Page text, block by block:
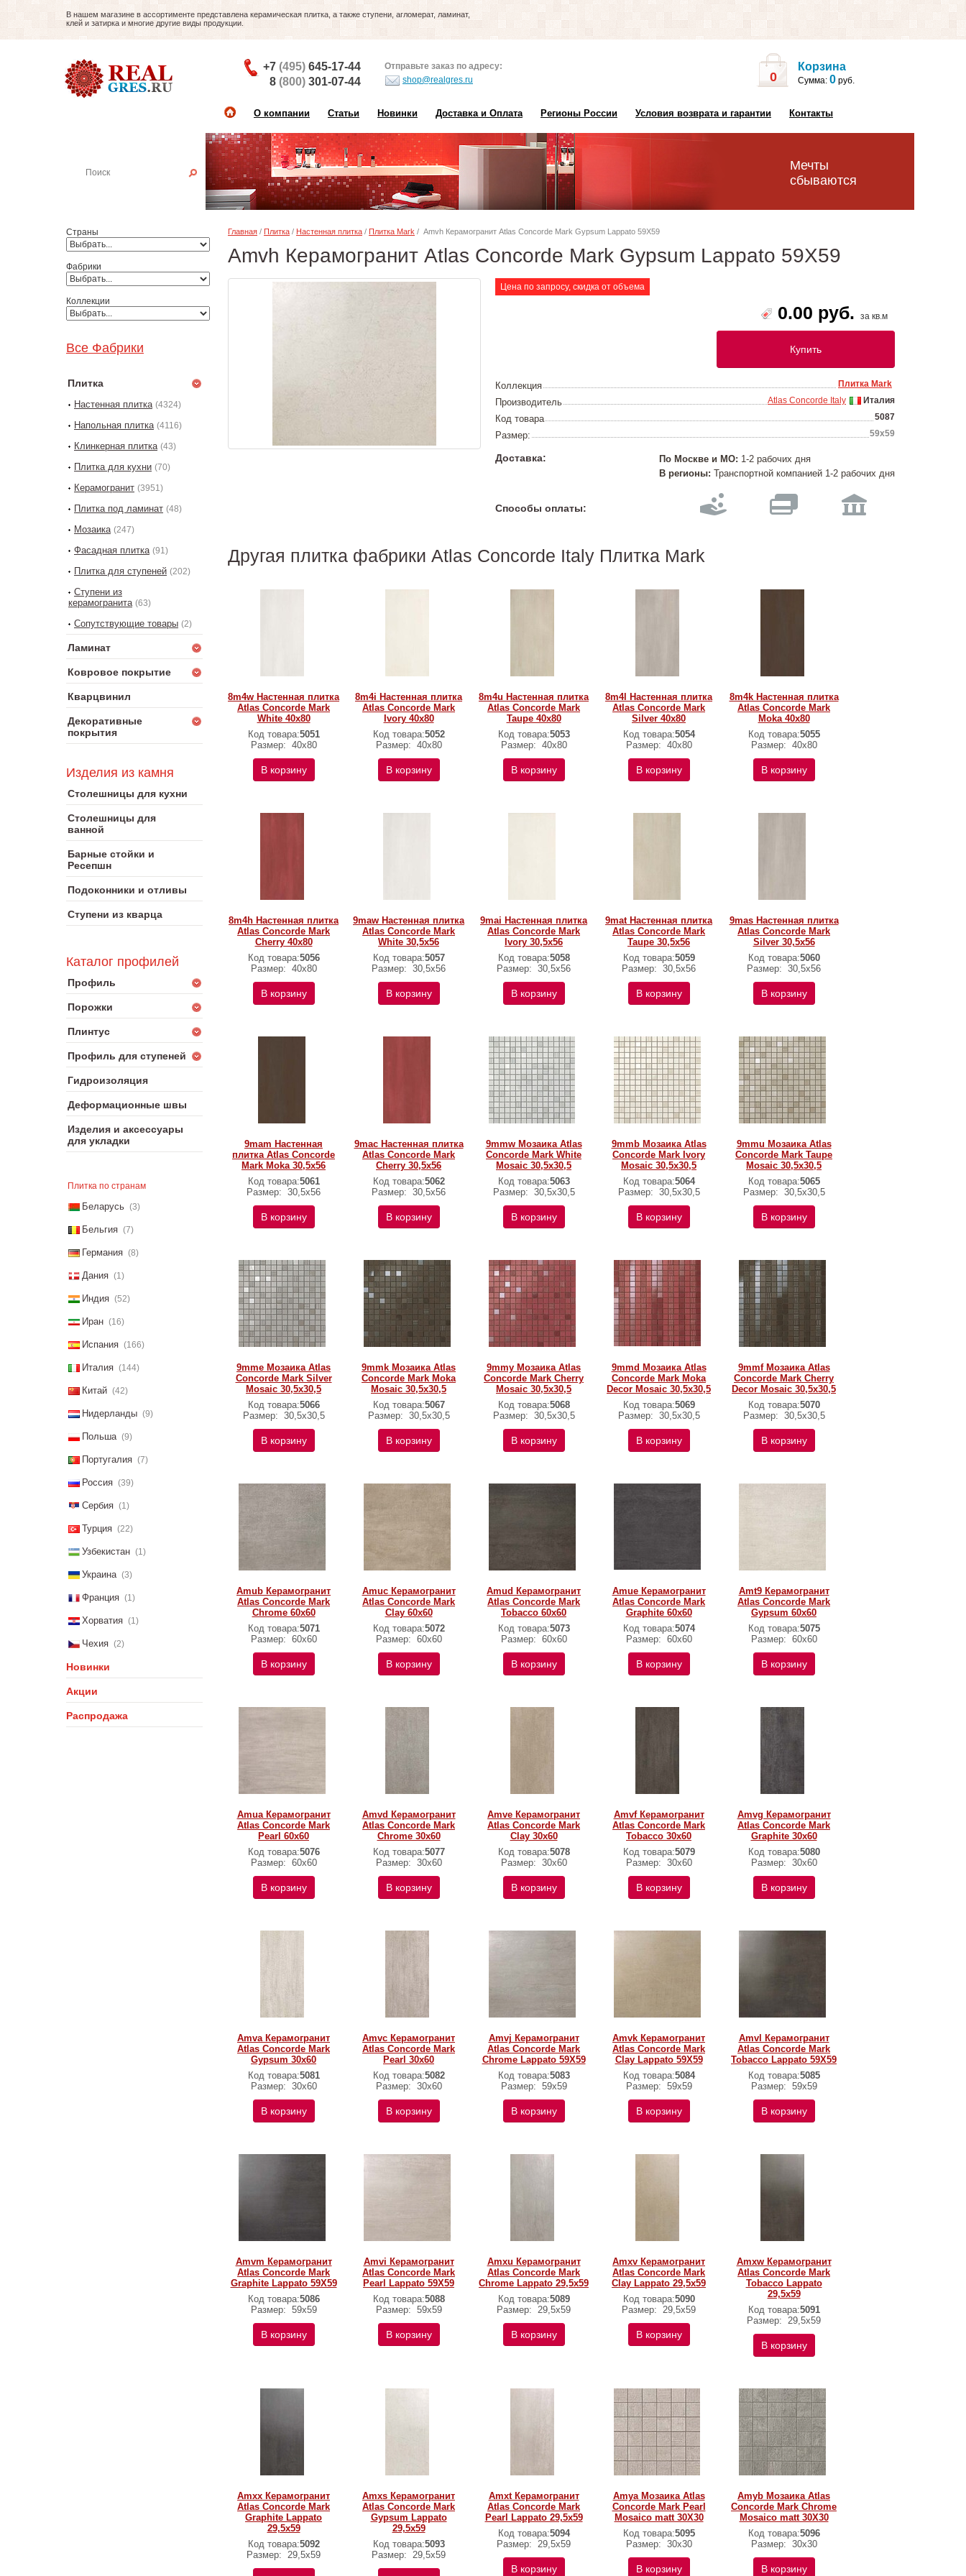
В нашем магазине в ассортименте представлена керамическая плитка, а также ступени, агломерат, ламинат,
клей и затирка и многие другие виды продукции.
+7 (495) 645-17-44
8 (800) 301-07-44
Отправьте заказ по адресу:
shop@realgres.ru
0
Корзина
Сумма: 0 руб.
О компании Статьи Новинки Доставка и Оплата Регионы России Условия возврата и гарантии Контакты
Мечты
сбываются
Страны
Фабрики
Коллекции
Все Фабрики
Плитка
Настенная плитка (4324)
Напольная плитка (4116)
Клинкерная плитка (43)
Плитка для кухни (70)
Керамогранит (3951)
Плитка под ламинат (48)
Мозаика (247)
Фасадная плитка (91)
Плитка для ступеней (202)
Ступени из
керамогранита (63)
Сопутствующие товары (2)
Ламинат
Ковровое покрытие
Кварцвинил
Декоративные
покрытия
Изделия из камня
Столешницы для кухни
Столешницы для
ванной
Барные стойки и
Ресепшн
Подоконники и отливы
Ступени из кварца
Каталог профилей
Профиль
Порожки
Плинтус
Профиль для ступеней
Гидроизоляция
Деформационные швы
Изделия и аксессуары
для укладки
Плитка по странам
Беларусь (3)
Бельгия (7)
Германия (8)
Дания (1)
Индия (52)
Иран (16)
Испания (166)
Италия (144)
Китай (42)
Нидерланды (9)
Польша (9)
Португалия (7)
Россия (39)
Сербия (1)
Турция (22)
Узбекистан (1)
Украина (3)
Франция (1)
Хорватия (1)
Чехия (2)
Новинки
Акции
Распродажа
Главная / Плитка / Настенная плитка / Плитка Mark / Amvh Керамогранит Atlas Concorde Mark Gypsum Lappato 59X59
Amvh Керамогранит Atlas Concorde Mark Gypsum Lappato 59X59
Цена по запросу, скидка от объема
0.00 руб. за кв.м
Купить
Коллекция Плитка Mark
Производитель Италия
Atlas Concorde Italy
Код товара 5087
Размер: 59х59
Доставка: По Москве и МО: 1-2 рабочих дня
В регионы: Транспортной компанией 1-2 рабочих дня
Способы оплаты:
Другая плитка фабрики Atlas Concorde Italy Плитка Mark
8m4w Настенная плитка
Atlas Concorde Mark
White 40x80
Код товара:5051
Размер: 40x80
В корзину
8m4i Настенная плитка
Atlas Concorde Mark
Ivory 40x80
Код товара:5052
Размер: 40x80
В корзину
8m4u Настенная плитка
Atlas Concorde Mark
Taupe 40x80
Код товара:5053
Размер: 40x80
В корзину
8m4l Настенная плитка
Atlas Concorde Mark
Silver 40x80
Код товара:5054
Размер: 40x80
В корзину
8m4k Настенная плитка
Atlas Concorde Mark
Moka 40x80
Код товара:5055
Размер: 40x80
В корзину
8m4h Настенная плитка
Atlas Concorde Mark
Cherry 40x80
Код товара:5056
Размер: 40x80
В корзину
9maw Настенная плитка
Atlas Concorde Mark
White 30,5x56
Код товара:5057
Размер: 30,5x56
В корзину
9mai Настенная плитка
Atlas Concorde Mark
Ivory 30,5x56
Код товара:5058
Размер: 30,5x56
В корзину
9mat Настенная плитка
Atlas Concorde Mark
Taupe 30,5x56
Код товара:5059
Размер: 30,5x56
В корзину
9mas Настенная плитка
Atlas Concorde Mark
Silver 30,5x56
Код товара:5060
Размер: 30,5x56
В корзину
9mam Настенная
плитка Atlas Concorde
Mark Moka 30,5x56
Код товара:5061
Размер: 30,5x56
В корзину
9mac Настенная плитка
Atlas Concorde Mark
Cherry 30,5x56
Код товара:5062
Размер: 30,5x56
В корзину
9mmw Мозаика Atlas
Concorde Mark White
Mosaic 30,5x30,5
Код товара:5063
Размер: 30,5x30,5
В корзину
9mmb Мозаика Atlas
Concorde Mark Ivory
Mosaic 30,5x30,5
Код товара:5064
Размер: 30,5x30,5
В корзину
9mmu Мозаика Atlas
Concorde Mark Taupe
Mosaic 30,5x30,5
Код товара:5065
Размер: 30,5x30,5
В корзину
9mme Мозаика Atlas
Concorde Mark Silver
Mosaic 30,5x30,5
Код товара:5066
Размер: 30,5x30,5
В корзину
9mmk Мозаика Atlas
Concorde Mark Moka
Mosaic 30,5x30,5
Код товара:5067
Размер: 30,5x30,5
В корзину
9mmy Мозаика Atlas
Concorde Mark Cherry
Mosaic 30,5x30,5
Код товара:5068
Размер: 30,5x30,5
В корзину
9mmd Мозаика Atlas
Concorde Mark Moka
Decor Mosaic 30,5x30,5
Код товара:5069
Размер: 30,5x30,5
В корзину
9mmf Мозаика Atlas
Concorde Mark Cherry
Decor Mosaic 30,5x30,5
Код товара:5070
Размер: 30,5x30,5
В корзину
Amub Керамогранит
Atlas Concorde Mark
Chrome 60x60
Код товара:5071
Размер: 60x60
В корзину
Amuc Керамогранит
Atlas Concorde Mark
Clay 60x60
Код товара:5072
Размер: 60x60
В корзину
Amud Керамогранит
Atlas Concorde Mark
Tobacco 60x60
Код товара:5073
Размер: 60x60
В корзину
Amue Керамогранит
Atlas Concorde Mark
Graphite 60x60
Код товара:5074
Размер: 60x60
В корзину
Amt9 Керамогранит
Atlas Concorde Mark
Gypsum 60x60
Код товара:5075
Размер: 60x60
В корзину
Amua Керамогранит
Atlas Concorde Mark
Pearl 60x60
Код товара:5076
Размер: 60x60
В корзину
Amvd Керамогранит
Atlas Concorde Mark
Chrome 30x60
Код товара:5077
Размер: 30x60
В корзину
Amve Керамогранит
Atlas Concorde Mark
Clay 30x60
Код товара:5078
Размер: 30x60
В корзину
Amvf Керамогранит
Atlas Concorde Mark
Tobacco 30x60
Код товара:5079
Размер: 30x60
В корзину
Amvg Керамогранит
Atlas Concorde Mark
Graphite 30x60
Код товара:5080
Размер: 30x60
В корзину
Amva Керамогранит
Atlas Concorde Mark
Gypsum 30x60
Код товара:5081
Размер: 30x60
В корзину
Amvc Керамогранит
Atlas Concorde Mark
Pearl 30x60
Код товара:5082
Размер: 30x60
В корзину
Amvj Керамогранит
Atlas Concorde Mark
Chrome Lappato 59X59
Код товара:5083
Размер: 59х59
В корзину
Amvk Керамогранит
Atlas Concorde Mark
Clay Lappato 59X59
Код товара:5084
Размер: 59х59
В корзину
Amvl Керамогранит
Atlas Concorde Mark
Tobacco Lappato 59X59
Код товара:5085
Размер: 59х59
В корзину
Amvm Керамогранит
Atlas Concorde Mark
Graphite Lappato 59X59
Код товара:5086
Размер: 59х59
В корзину
Amvi Керамогранит
Atlas Concorde Mark
Pearl Lappato 59X59
Код товара:5088
Размер: 59х59
В корзину
Amxu Керамогранит
Atlas Concorde Mark
Chrome Lappato 29,5x59
Код товара:5089
Размер: 29,5x59
В корзину
Amxv Керамогранит
Atlas Concorde Mark
Clay Lappato 29,5x59
Код товара:5090
Размер: 29,5x59
В корзину
Amxw Керамогранит
Atlas Concorde Mark
Tobacco Lappato
29,5x59
Код товара:5091
Размер: 29,5x59
В корзину
Amxx Керамогранит
Atlas Concorde Mark
Graphite Lappato
29,5x59
Код товара:5092
Размер: 29,5x59
Amxs Керамогранит
Atlas Concorde Mark
Gypsum Lappato
29,5x59
Код товара:5093
Размер: 29,5x59
Amxt Керамогранит
Atlas Concorde Mark
Pearl Lappato 29,5x59
Код товара:5094
Размер: 29,5x59
В корзину
Amya Мозаика Atlas
Concorde Mark Pearl
Mosaico matt 30X30
Код товара:5095
Размер: 30х30
В корзину
Amyb Мозаика Atlas
Concorde Mark Chrome
Mosaico matt 30X30
Код товара:5096
Размер: 30х30
В корзину